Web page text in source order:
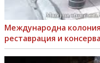
Международна
реставрация и